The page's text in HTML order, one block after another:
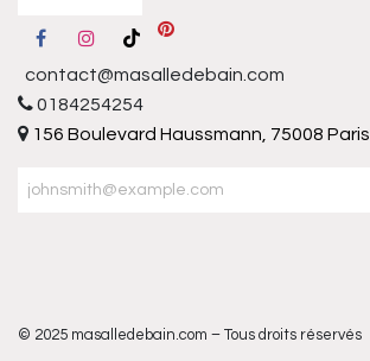
contact@masalledebain.com
0184254254
156 Boulevard Haussmann, 75008 Paris
© 2025 masalledebain.com – Tous droits réservés